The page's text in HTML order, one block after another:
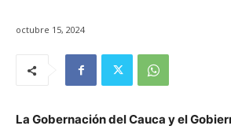
octubre 15, 2024
La Gobernación del Cauca y el